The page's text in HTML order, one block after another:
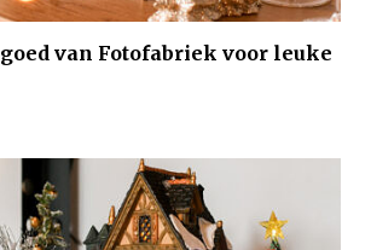
van Fotofabriek voor leuke